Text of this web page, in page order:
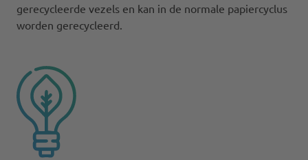
gerecycleerde vezels en kan in de normale papiercyclus
worden gerecycleerd.